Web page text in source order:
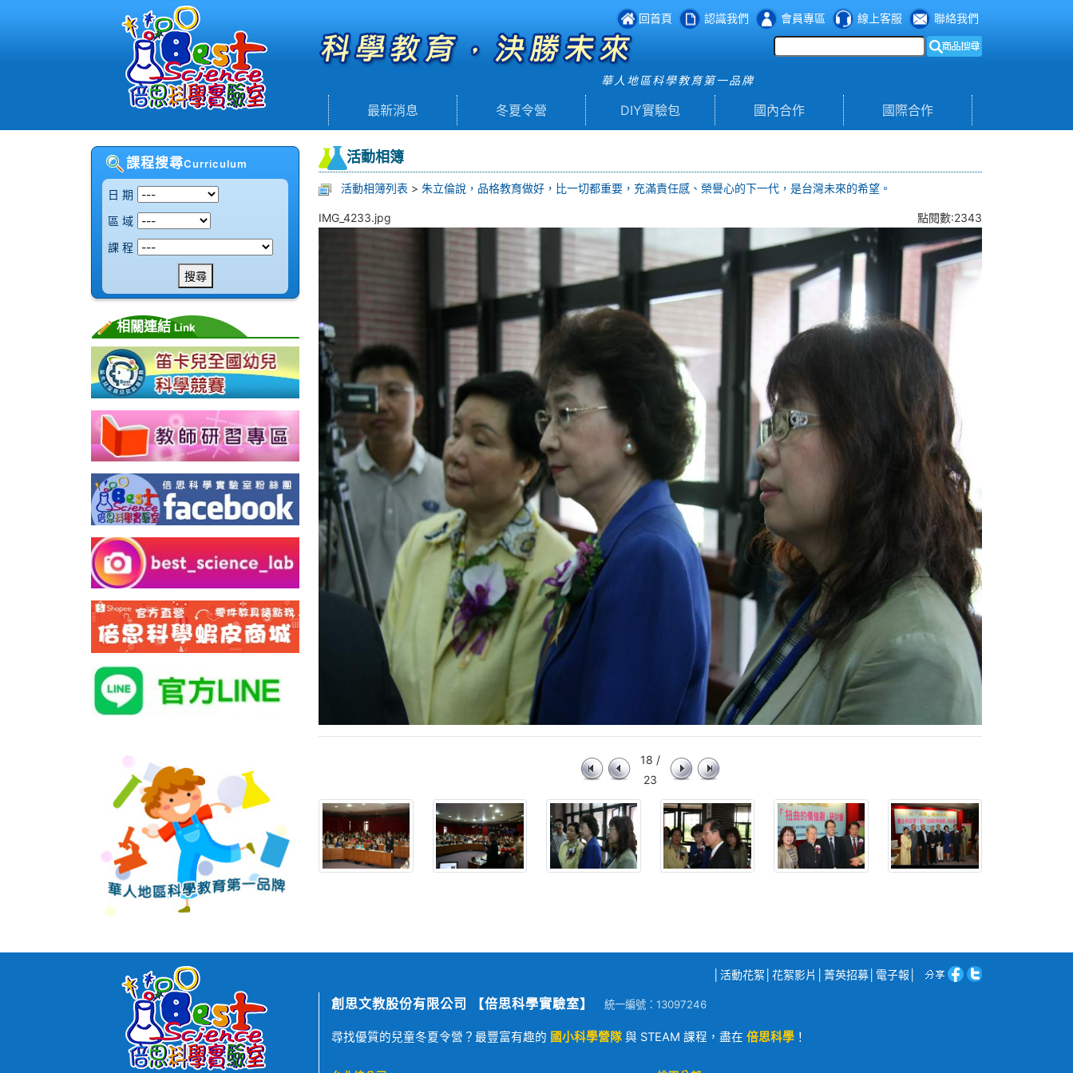
回首頁 認識我們 會員專區 線上客服 聯絡我們
華人地區科學教育第一品牌
最新消息 冬夏令營 DIY實驗包 國內合作 國際合作
活動相簿
活動相簿列表 > 朱立倫說，品格教育做好，比一切都重要，充滿責任感、榮譽心的下一代，是台灣未來的希望。
IMG_4233.jpg 點閱數:2343
18 /
23
課程搜尋Curriculum
日 期
區 域
課 程
搜尋
相關連結Link
活動花絮 花絮影片 菁英招募 電子報
創思文教股份有限公司 【倍思科學實驗室】 統一編號：13097246
尋找優質的兒童冬夏令營？最豐富有趣的 國小科學營隊 與 STEAM 課程，盡在 倍思科學 ！